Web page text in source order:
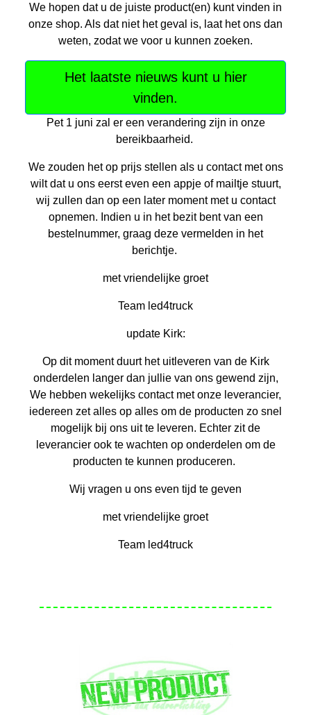
We hopen dat u de juiste product(en) kunt vinden in
onze shop. Als dat niet het geval is, laat het ons dan
weten, zodat we voor u kunnen zoeken.
Het laatste nieuws kunt u hier
vinden.
Pet 1 juni zal er een verandering zijn in onze
bereikbaarheid.
We zouden het op prijs stellen als u contact met ons
wilt dat u ons eerst even een appje of mailtje stuurt,
wij zullen dan op een later moment met u contact
opnemen. Indien u in het bezit bent van een
bestelnummer, graag deze vermelden in het
berichtje.
met vriendelijke groet
Team led4truck
update Kirk:
Op dit moment duurt het uitleveren van de Kirk
onderdelen langer dan jullie van ons gewend zijn,
We hebben wekelijks contact met onze leverancier,
iedereen zet alles op alles om de producten zo snel
mogelijk bij ons uit te leveren. Echter zit de
leverancier ook te wachten op onderdelen om de
producten te kunnen produceren.
Wij vragen u ons even tijd te geven
met vriendelijke groet
Team led4truck